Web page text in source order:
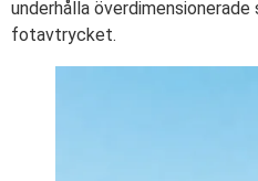
underhålla
fotavtrycket.